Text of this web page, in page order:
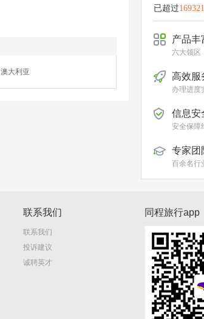
澳大利亚
已超过
产品丰
六大领区
高效服
办理进度
信息安
安全保障
专家团
百余名行
联系我们
联系我们
投诉建议
诚聘英才
同程旅行app